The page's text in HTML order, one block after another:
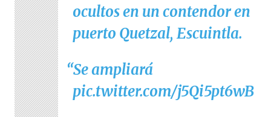
ocultos en un contendor en
puerto Quetzal, Escuintla.
Se ampliará
pic.twitter.com/j5Qi5pt6wB